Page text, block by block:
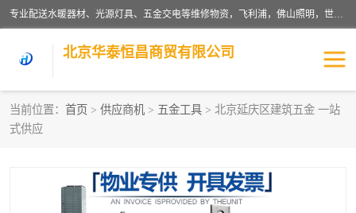
专业配送水暖器材、光源灯具、五金交电等维修物资，飞利浦，佛山照明，世达，博世，九牧，特陶等各产品涉及国内外知名品牌。公司专注与物业、学校、酒店、工厂等单位合作，提供一站式配送服务，降低客户综合成本。依托电子商务改变传统模式，以专业的团队为客户提供24H物资配送到达，货到月结、统一开票，便捷退换等服务，提高了企业的运营效率。
北京华泰恒昌商贸有限公司
当前位置： 首页 > 供应商机 > 五金工具 > 北京延庆区建筑五金 一站
式供应
水暖阀门
涂料辅材